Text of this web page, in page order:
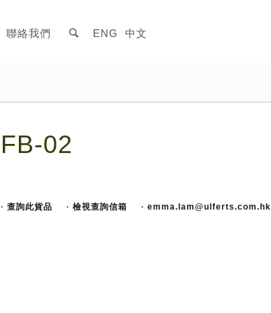
聯絡我們 ENG 中文
FB-02
· 查詢此貨品 · 檢視查詢信箱 · emma.lam@ulferts.com.hk